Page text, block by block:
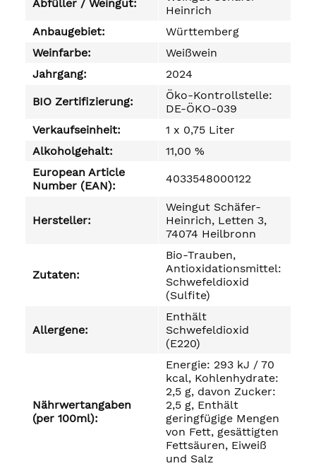
Abfüller / Weingut:
Heinrich
Anbaugebiet:
Württemberg
Weinfarbe:
Weißwein
Jahrgang:
2024
BIO Zertifizierung:
Öko-Kontrollstelle:
DE-ÖKO-039
Verkaufseinheit:
1 x 0,75 Liter
Alkoholgehalt:
11,00 %
European Article
Number (EAN):
4033548000122
Hersteller:
Weingut Schäfer-
Heinrich, Letten 3,
74074 Heilbronn
Zutaten:
Bio-Trauben,
Antioxidationsmittel:
Schwefeldioxid
(Sulfite)
Allergene:
Enthält
Schwefeldioxid
(E220)
Nährwertangaben
(per 100ml):
Energie: 293 kJ / 70
kcal, Kohlenhydrate:
2,5 g, davon Zucker:
2,5 g, Enthält
geringfügige Mengen
von Fett, gesättigten
Fettsäuren, Eiweiß
und Salz